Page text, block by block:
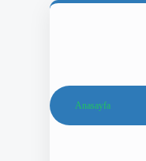
Anasayfa